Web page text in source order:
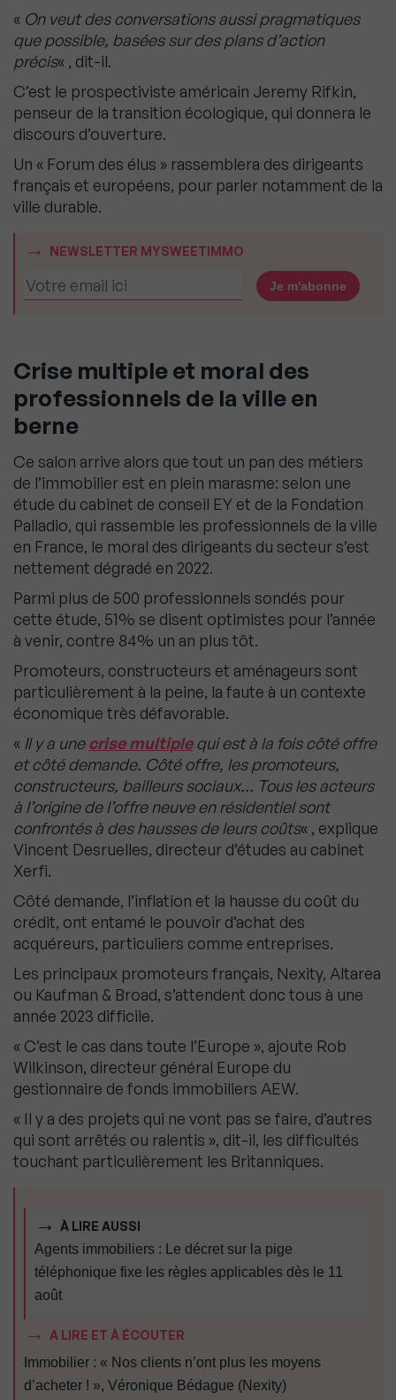
« On veut des conversations aussi pragmatiques
que possible, basées sur des plans d’action
précis« , dit-il.
C’est le prospectiviste américain Jeremy Rifkin,
penseur de la transition écologique, qui donnera le
discours d’ouverture.
Un « Forum des élus » rassemblera des dirigeants
français et européens, pour parler notamment de la
ville durable.
NEWSLETTER MYSWEETIMMO
Crise multiple et moral des
professionnels de la ville en
berne
Ce salon arrive alors que tout un pan des métiers
de l’immobilier est en plein marasme: selon une
étude du cabinet de conseil EY et de la Fondation
Palladio, qui rassemble les professionnels de la ville
en France, le moral des dirigeants du secteur s’est
nettement dégradé en 2022.
Parmi plus de 500 professionnels sondés pour
cette étude, 51% se disent optimistes pour l’année
à venir, contre 84% un an plus tôt.
Promoteurs, constructeurs et aménageurs sont
particulièrement à la peine, la faute à un contexte
économique très défavorable.
« Il y a unecrise multiplequi est à la fois côté offre
et côté demande. Côté offre, les promoteurs,
constructeurs, bailleurs sociaux… Tous les acteurs
à l’origine de l’offre neuve en résidentiel sont
confrontés à des hausses de leurs coûts« , explique
Vincent Desruelles, directeur d’études au cabinet
Xerfi.
Côté demande, l’inflation et la hausse du coût du
crédit, ont entamé le pouvoir d’achat des
acquéreurs, particuliers comme entreprises.
Les principaux promoteurs français, Nexity, Altarea
ou Kaufman & Broad, s’attendent donc tous à une
année 2023 difficile.
« C’est le cas dans toute l’Europe », ajoute Rob
Wilkinson, directeur général Europe du
gestionnaire de fonds immobiliers AEW.
« Il y a des projets qui ne vont pas se faire, d’autres
qui sont arrêtés ou ralentis », dit-il, les difficultés
touchant particulièrement les Britanniques.
À LIRE AUSSI
Agents immobiliers : Le décret sur la pige
téléphonique fixe les règles applicables dès le 11
août
A LIRE ET À ÉCOUTER
Immobilier : « Nos clients n’ont plus les moyens
d’acheter ! », Véronique Bédague (Nexity)